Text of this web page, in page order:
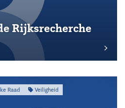
Rijksrecherche
Raad Veiligheid